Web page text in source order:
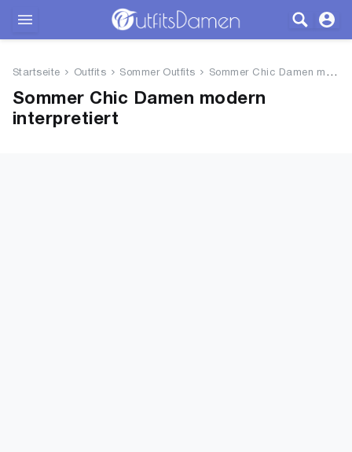
Bekleidung
Startseite Outfits Sommer Outfits Sommer Chic Damen modern interpretiert
Sommer Chic Damen modern
interpretiert